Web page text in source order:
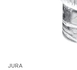
JURA